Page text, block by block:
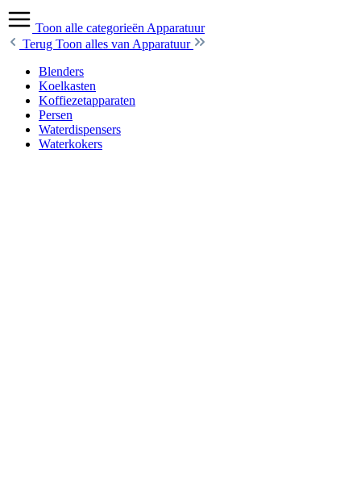
Toon alle categorieën Apparatuur
Terug Toon alles van Apparatuur
Blenders
Koelkasten
Koffiezetapparaten
Persen
Waterdispensers
Waterkokers